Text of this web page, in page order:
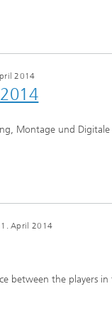
–
2014
Montage und
April 2014
between the players